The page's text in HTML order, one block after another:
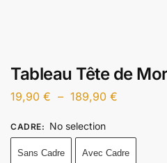
Tableau Tête de
19,90 € – 189,90 €
CADRE: No selection
Sans Cadre Avec Cadre